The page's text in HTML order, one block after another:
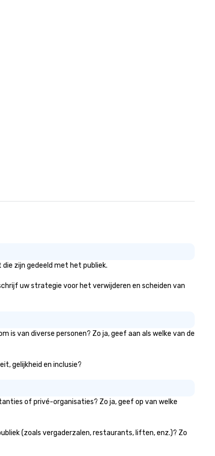
zijn gedeeld met het publiek.
uw strategie voor het verwijderen en scheiden van
is van diverse personen? Zo ja, geef aan als welke van de
gelijkheid en inclusie?
of privé-organisaties? Zo ja, geef op van welke
(zoals vergaderzalen, restaurants, liften, enz.)? Zo